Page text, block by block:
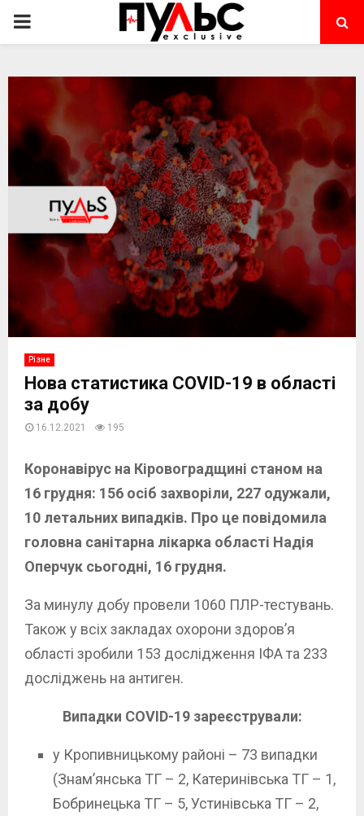
PRIMARY
Різне
Нова статистика COVID-19 в області
за добу
16.12.2021 195
Коронавірус на Кіровоградщині станом на
16 грудня: 156 осіб захворіли, 227 одужали,
10 летальних випадків. Про це повідомила
головна санітарна лікарка області Надія
Оперчук сьогодні, 16 грудня.
За минулу добу провели 1060 ПЛР-тестувань.
Також у всіх закладах охорони здоров’я
області зробили 153 дослідження ІФА та 233
досліджень на антиген.
Випадки COVID-19 зареєстрували:
у Кропивницькому районі – 73 випадки
(Знам’янська ТГ – 2, Катеринівська ТГ – 1,
Бобринецька ТГ – 5, Устинівська ТГ – 2,